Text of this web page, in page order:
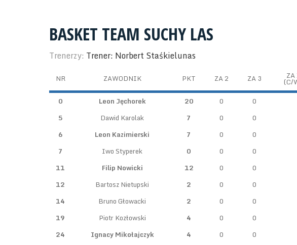
BASKET TEAM SUCHY LAS
Trenerzy: Trener: Norbert Staśkielunas
NR ZAWODNIK PKT ZA 2 ZA 3 ZA
(C/
0 Leon Jęchorek 20 0 0
5
Dawid Karolak 7 0
0
6
Leon Kazimierski 7 0 0
7
Iwo Styperek 0 0 0
11
Filip Nowicki 12 0 0
12
Bartosz Nietupski 2 0 0
14
Bruno Głowacki 2 0 0
19
Piotr Kozłowski 4 0 0
24
Ignacy Mikołajczyk 4 0 0